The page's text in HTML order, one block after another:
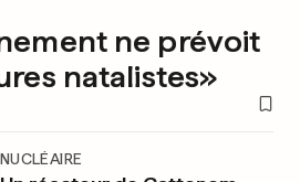
ne prévoit
natalistes»
NUCLÉAIRE